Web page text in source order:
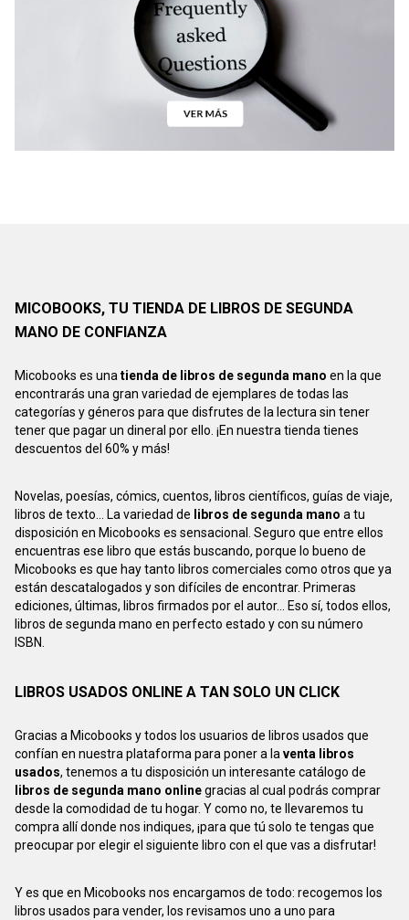
MICOBOOKS, TU TIENDA DE LIBROS DE SEGUNDA
MANO DE CONFIANZA
Micobooks es unatienda de libros de segunda mano en la que
encontrarás una gran variedad de ejemplares de todas las
categorías y géneros para que disfrutes de la lectura sin tener
tener que pagar un dineral por ello. ¡En nuestra tienda tienes
descuentos del 60% y más!
Novelas, poesías, cómics, cuentos, libros científicos, guías de viaje,
libros de texto... La variedad de libros de segunda mano a tu
disposición en Micobooks es sensacional. Seguro que entre ellos
encuentras ese libro que estás buscando, porque lo bueno de
Micobooks es que hay tanto libros comerciales como otros que ya
están descatalogados y son difíciles de encontrar. Primeras
ediciones, últimas, libros firmados por el autor... Eso sí, todos ellos,
libros de segunda mano en perfecto estado y con su número
ISBN.
LIBROS USADOS ONLINE A TAN SOLO UN CLICK
Gracias a Micobooks y todos los usuarios de libros usados que
confían en nuestra plataforma para poner a laventa libros
usados, tenemos a tu disposición un interesante catálogo de
libros de segunda mano onlinegracias al cual podrás comprar
desde la comodidad de tu hogar. Y como no, te llevaremos tu
compra allí donde nos indiques, ¡para que tú solo te tengas que
preocupar por elegir el siguiente libro con el que vas a disfrutar!
Y es que en Micobooks nos encargamos de todo: recogemos los
libros usados para vender, los revisamos uno a uno para